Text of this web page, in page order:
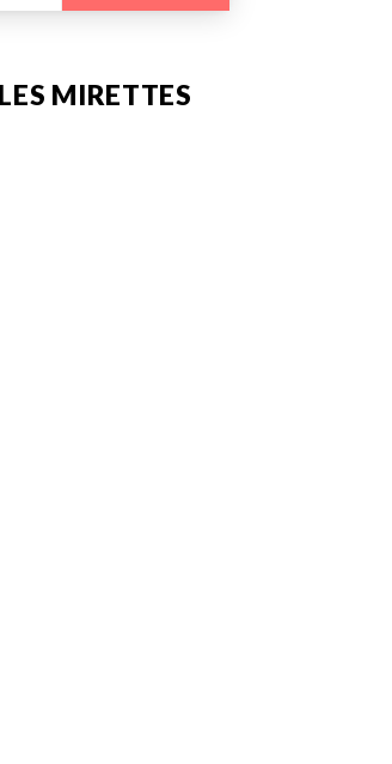
MIRETTES